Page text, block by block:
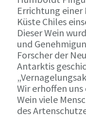
Errichtung einer
Küste Chiles
Dieser Wein
und
Forscher der
Antarktis
Wir erhoffen
Wein viele
des